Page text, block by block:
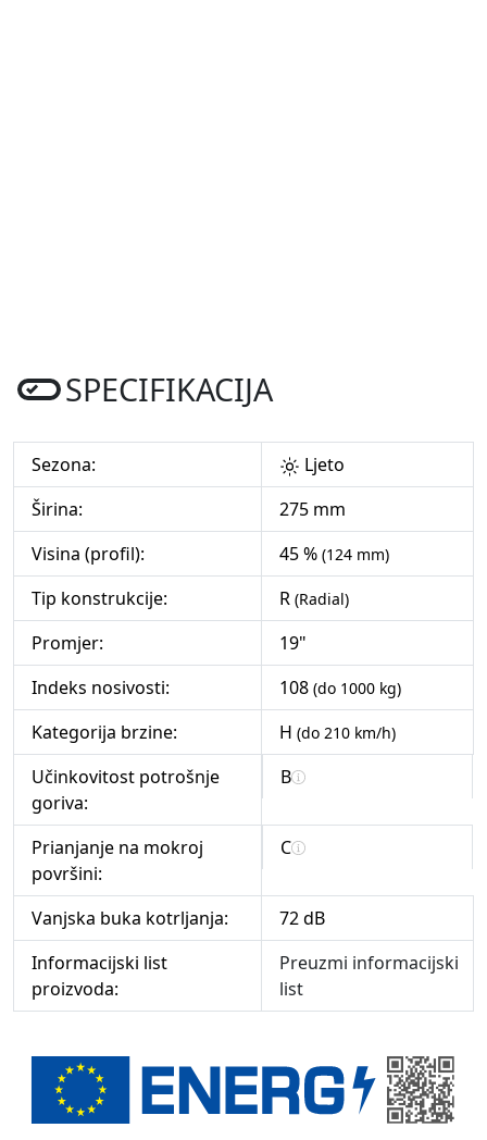
SPECIFIKACIJA
Sezona:
Ljeto
Širina:
275 mm
Visina (profil):
45 % (124 mm)
Tip konstrukcije: R (Radial)
Promjer:
19"
Indeks nosivosti:
108 (do 1000 kg)
Kategorija brzine: H (do 210 km/h)
Učinkovitost potrošnje
goriva:
B
Prianjanje na mokroj
površini:
C
Vanjska buka kotrljanja:
72 dB
Informacijski list
proizvoda:
Preuzmi informacijski
list